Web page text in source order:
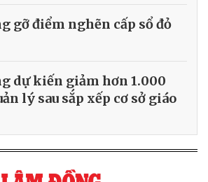
gỡ điểm nghẽn cấp sổ đỏ
dự kiến giảm hơn 1.000
lý sau sắp xếp cơ sở giáo